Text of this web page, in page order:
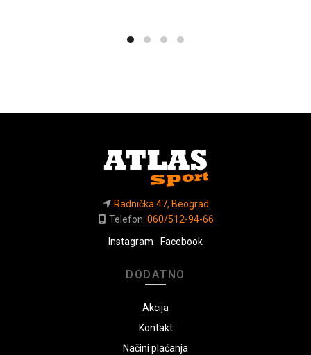
Radnička 47, Beograd
Telefon: 060/512-94-66
Instagram
Facebook
DODATNO
Akcija
Kontakt
Načini plaćanja